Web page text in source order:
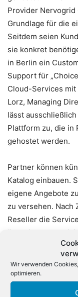
Wir verwenden
optimieren.
Provider Nervogrid
Grundlage für die
Seitdem seien
sie konkret
in Berlin ein
Support für
Cloud-Services mit
Lorz, Managing
lässt
Plattform zu, die in
gehostet werden.
Partner können
Katalog einbauen.
eigene Angebote
zu versehen. Nach
Reseller die
übernimmt das
Kunden eine
der Beziehung
Beitritt zum
schnell und